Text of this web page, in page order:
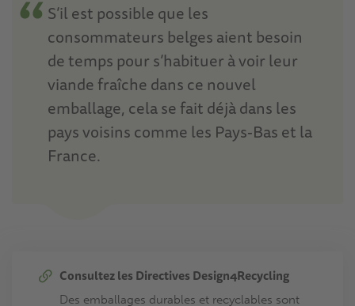
S’il est possible que les
consommateurs belges aient besoin
de temps pour s’habituer à voir leur
viande fraîche dans ce nouvel
emballage, cela se fait déjà dans les
pays voisins comme les Pays-Bas et la
France.
Consultez les Directives Design4Recycling
Des emballages durables et recyclables sont